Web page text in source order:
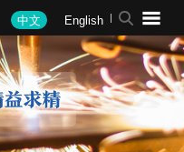
中文 English